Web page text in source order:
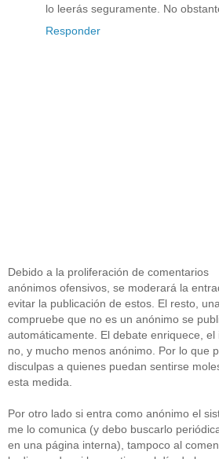
lo leerás seguramente. No
Responder
Debido a la proliferación de comentarios
anónimos ofensivos, se moderará la
evitar la publicación de estos. El resto,
compruebe que no es un anónimo se
automáticamente. El debate enriquece, el
no, y mucho menos anónimo. Por lo que
disculpas a quienes puedan sentirse
esta medida.
Por otro lado si entra como anónimo el
me lo comunica (y debo buscarlo
en una página interna), tampoco al